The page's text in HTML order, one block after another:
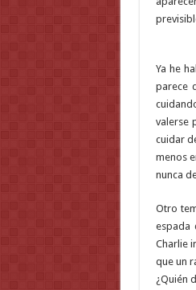
Ya he
parece
valerse
cuidar
menos
nunca
Otro
espada
Charlie
que un
¿Quién